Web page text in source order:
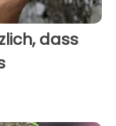
dass